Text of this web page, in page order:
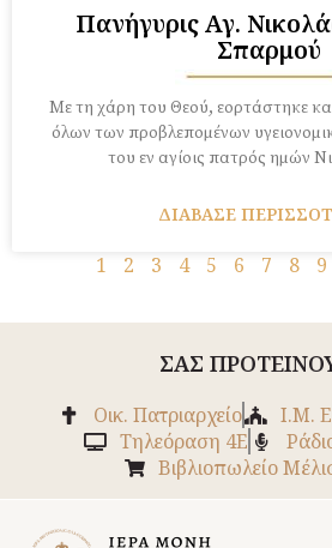
Πανήγυρις Αγ.
Σπαρμού
Με τη χάρη του Θεού, εορτάστηκε
όλων των προβλεπομένων
του εν αγίοις πατρός ημών
ΔΙΑΒΑΣΕ
1 2 3 4 5 6 7 8 9
ΣΑΣ
Οικ. Πατριαρχείο
Ι.Μ.
Tηλεόραση 4Ε
Βιβλιοπωλείο